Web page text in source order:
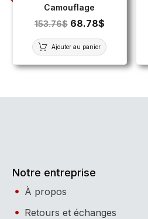
Camouflage
153.76$ 68.78$
Ajouter au panier
Notre entreprise
À propos
Retours et échanges